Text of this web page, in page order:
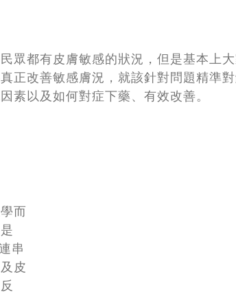
眾都有皮膚敏感的狀況，但是基本上
正改善敏感膚況，就該針對問題精準
素以及如何對症下藥、有效改善。
而
串
皮